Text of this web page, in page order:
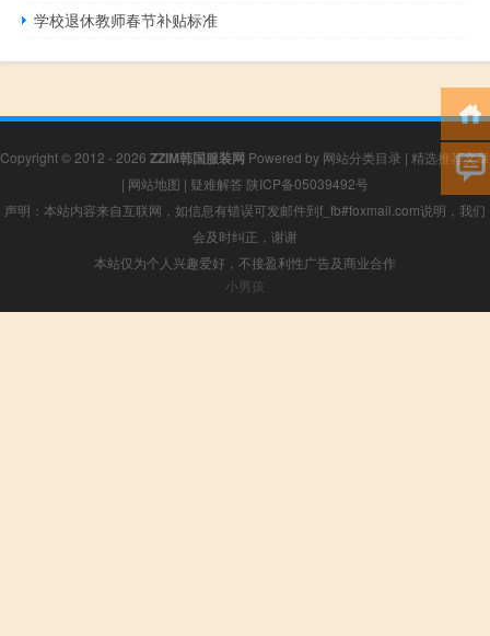
学校退休教师春节补贴标准
Copyright © 2012 - 2026 ZZIM韩国服装网 Powered by 网站分类目录 | 精选推荐文章
| 网站地图 | 疑难解答 陕ICP备05039492号
声明：本站内容来自互联网，如信息有错误可发邮件到f_fb#foxmail.com说明，我们
会及时纠正，谢谢
本站仅为个人兴趣爱好，不接盈利性广告及商业合作
小男孩